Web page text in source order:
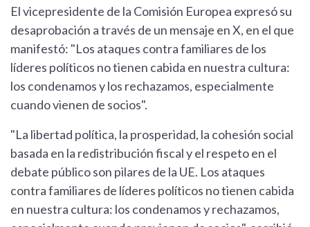
El vicepresidente de la Comisión Europea expresó su
desaprobación a través de un mensaje en X, en el que
manifestó: "Los ataques contra familiares de los
líderes políticos no tienen cabida en nuestra cultura:
los condenamos y los rechazamos, especialmente
cuando vienen de socios".
"La libertad política, la prosperidad, la cohesión social
basada en la redistribución fiscal y el respeto en el
debate público son pilares de la UE. Los ataques
contra familiares de líderes políticos no tienen cabida
en nuestra cultura: los condenamos y rechazamos,